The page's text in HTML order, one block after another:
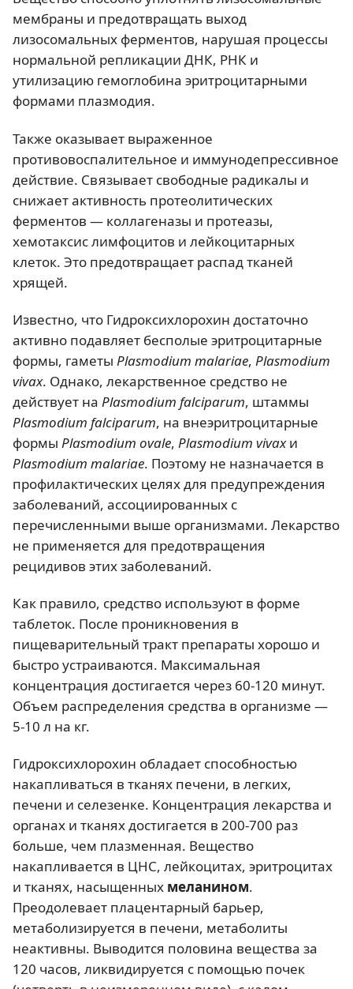
мембраны и предотвращать выход
лизосомальных ферментов, нарушая процессы
нормальной репликации ДНК, РНК и
утилизацию гемоглобина эритроцитарными
формами плазмодия.
Также оказывает выраженное
противовоспалительное и иммунодепрессивное
действие. Связывает свободные радикалы и
снижает активность протеолитических
ферментов — коллагеназы и протеазы,
хемотаксис лимфоцитов и лейкоцитарных
клеток. Это предотвращает распад тканей
хрящей.
Известно, что Гидроксихлорохин достаточно
активно подавляет бесполые эритроцитарные
формы, гаметы Plasmodium malariae, Plasmodium
vivaх. Однако, лекарственное средство не
действует на Plasmodium falciparum, штаммы
Plasmodium falciparum, на внеэритроцитарные
формы Plasmodium ovale, Plasmodium vivaxи
Plasmodium malariae. Поэтому не назначается в
профилактических целях для предупреждения
заболеваний, ассоциированных с
перечисленными выше организмами. Лекарство
не применяется для предотвращения
рецидивов этих заболеваний.
Как правило, средство используют в форме
таблеток. После проникновения в
пищеварительный тракт препараты хорошо и
быстро устраиваются. Максимальная
концентрация достигается через 60-120 минут.
Объем распределения средства в организме —
5-10 л на кг.
Гидроксихлорохин обладает способностью
накапливаться в тканях печени, в легких,
печени и селезенке. Концентрация лекарства и
органах и тканях достигается в 200-700 раз
больше, чем плазменная. Вещество
накапливается в ЦНС, лейкоцитах, эритроцитах
и тканях, насыщенных меланином.
Преодолевает плацентарный барьер,
метаболизируется в печени, метаболиты
неактивны. Выводится половина вещества за
120 часов, ликвидируется с помощью почек